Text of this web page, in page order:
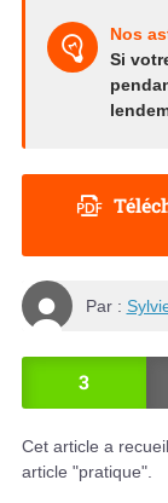
Nos
Si
Par :
3
Cet article a
article "pratique".